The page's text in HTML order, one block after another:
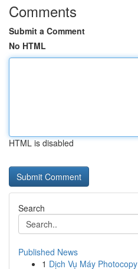
Comments
Submit a Comment
No HTML
HTML is disabled
Search
Published News
1 Dịch Vụ Máy